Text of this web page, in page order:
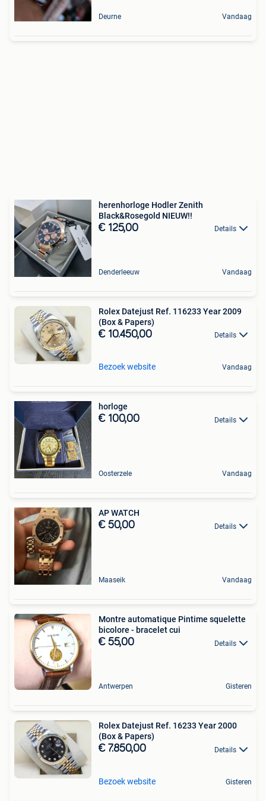
Deurne Vandaag
herenhorloge Hodler Zenith
Black&Rosegold NIEUW!!
€ 125,00 Details
Denderleeuw Vandaag
Rolex Datejust Ref. 116233 Year 2009
(Box & Papers)
€ 10.450,00 Details
Bezoek website Vandaag
horloge
€ 100,00 Details
Oosterzele Vandaag
AP WATCH
€ 50,00 Details
Maaseik Vandaag
Montre automatique Pintime squelette
bicolore - bracelet cui
€ 55,00 Details
Antwerpen Gisteren
Rolex Datejust Ref. 16233 Year 2000
(Box & Papers)
€ 7.850,00 Details
Bezoek website Gisteren